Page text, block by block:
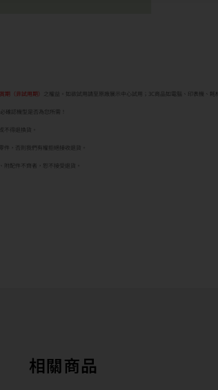
期（非試用期） 之權益。如欲試用請至原廠展示中心試用；3C商品如電腦、印表機、
確認機型是否為您所需！
得退換貨。
，否則我們有權拒絕接收退貨。
配件不齊者，恕不接受退貨。
相關商品